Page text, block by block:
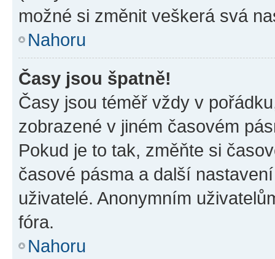
možné si změnit veškerá svá
Nahoru
Časy jsou špatně!
Časy jsou téměř vždy v
zobrazené v jiném časovém
Pokud je to tak, změňte si
časové pásma a další
uživatelé. Anonymním
fóra.
Nahoru